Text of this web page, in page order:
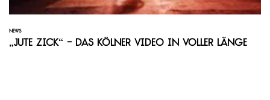
NEWS
„Jute Zick“ - Das Kölner Video in voller Länge